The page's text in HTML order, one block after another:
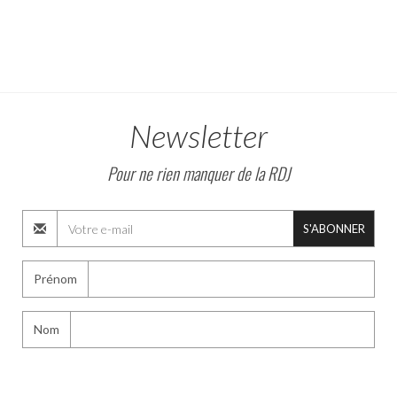
Newsletter
Pour ne rien manquer de la RDJ
S'ABONNER
Prénom
Nom